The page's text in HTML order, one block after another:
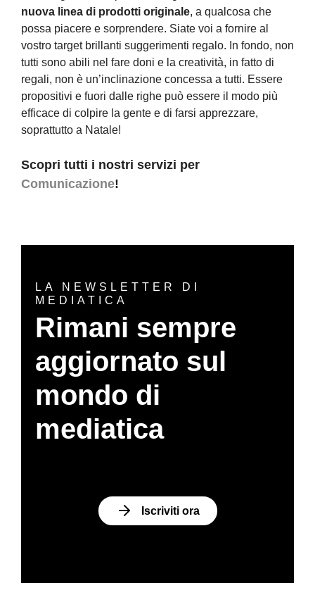
nuova linea di prodotti originale, a qualcosa che
possa piacere e sorprendere. Siate voi a fornire al
vostro target brillanti suggerimenti regalo. In fondo, non
tutti sono abili nel fare doni e la creatività, in fatto di
regali, non è un’inclinazione concessa a tutti. Essere
propositivi e fuori dalle righe può essere il modo più
efficace di colpire la gente e di farsi apprezzare,
soprattutto a Natale!
Scopri tutti i nostri servizi per
Comunicazione!
LA NEWSLETTER DI
MEDIATICA
Rimani sempre
aggiornato sul
mondo di
mediatica
Iscriviti ora